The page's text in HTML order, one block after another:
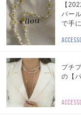
【
パー
で手
プチ
の【